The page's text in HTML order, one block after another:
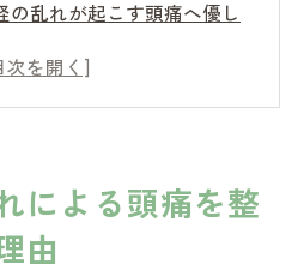
の乱れが起こす頭痛へ優し
痛緩和の実例とその効果
による頭痛を整
由